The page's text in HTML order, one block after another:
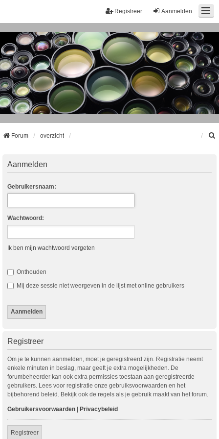
Aanmelden
Registreer
Forum overzicht
Aanmelden
Gebruikersnaam:
Wachtwoord:
Ik ben mijn wachtwoord vergeten
Onthouden
Mij deze sessie niet weergeven in de lijst met online gebruikers
Registreer
Om je te kunnen aanmelden, moet je geregistreerd zijn. Registratie neemt
enkele minuten in beslag, maar geeft je extra mogelijkheden. De
forumbeheerder kan ook extra permissies toestaan aan geregistreerde
gebruikers. Lees voor registratie onze gebruiksvoorwaarden en het
bijbehorend beleid. Bekijk ook de regels als je gebruik maakt van het forum.
Gebruikersvoorwaarden | Privacybeleid
Registreer